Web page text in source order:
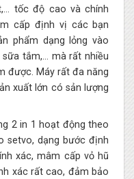
tốc độ cao và chính
cấp định vị các bạn
phẩm dạng lỏng vào
tắm,… mà rất nhiều
được. Máy rất đa năng
xuất lớn có sản lượng
2 in 1 hoạt động theo
setvo, dạng bước định
xác, mâm cấp vỏ hũ
xác rất cao, đảm bảo